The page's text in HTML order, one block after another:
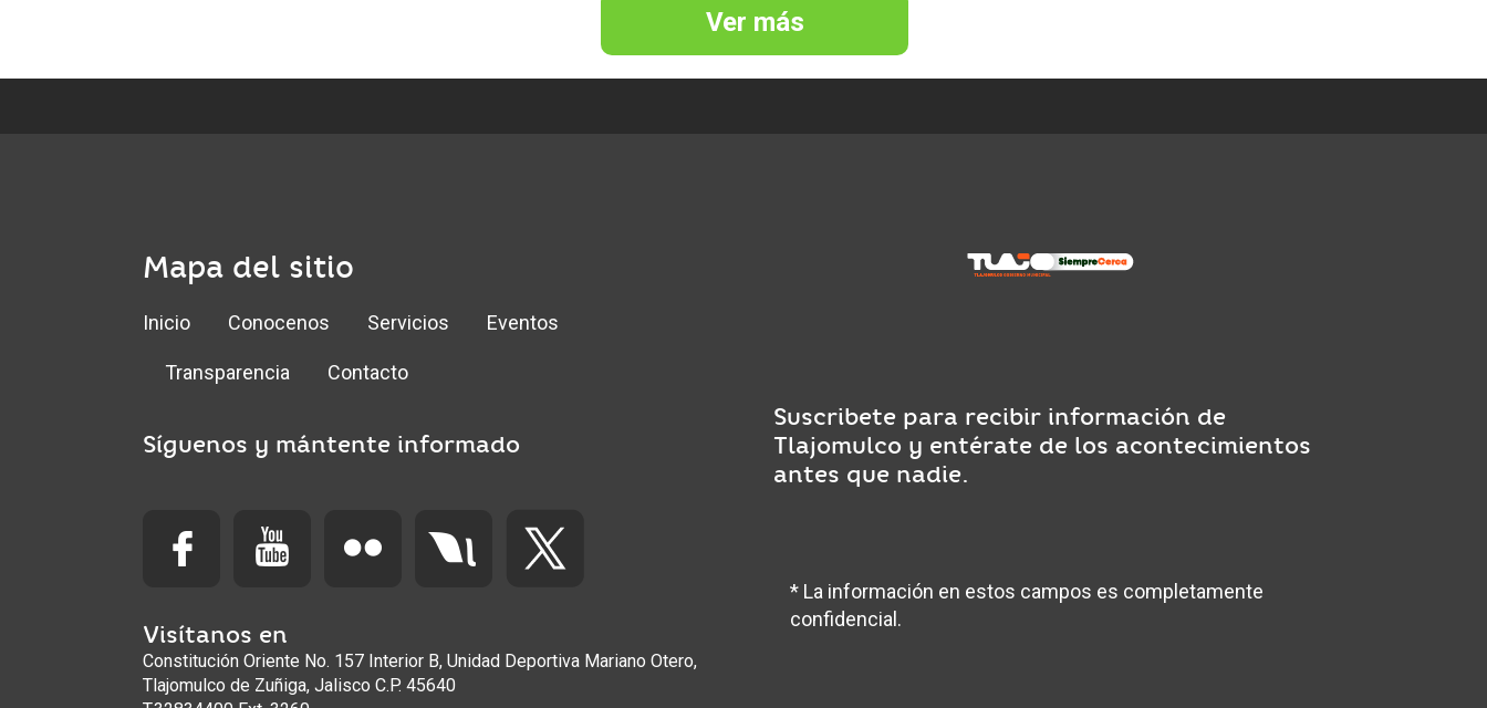
Ver más
Mapa del sitio
Inicio Conocenos Servicios Eventos
Transparencia Contacto
Síguenos y mántente informado
Visítanos en
Constitución Oriente No. 157 Interior B, Unidad Deportiva Mariano Otero,
Tlajomulco de Zuñiga, Jalisco C.P. 45640
Suscribete para recibir información de
Tlajomulco y entérate de los acontecimientos
antes que nadie.
* La información en estos campos es completamente
confidencial.